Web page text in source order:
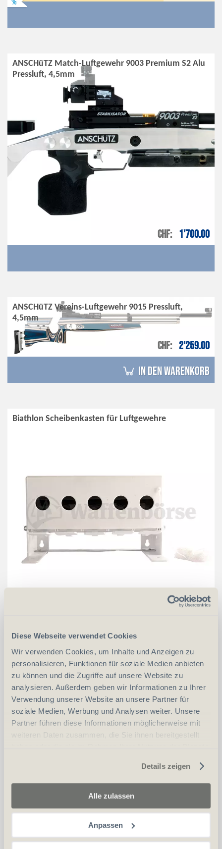
Diese Webseite verwendet Cookies
Wir verwenden Cookies, um Inhalte und Anzeigen zu
personalisieren, Funktionen für soziale Medien anbieten
zu können und die Zugriffe auf unsere Website zu
analysieren. Außerdem geben wir Informationen zu Ihrer
Verwendung unserer Website an unsere Partner für
soziale Medien, Werbung und Analysen weiter. Unsere
Partner führen diese Informationen möglicherweise mit
weiteren Daten zusammen, die Sie ihnen bereitgestellt
Details zeigen
Alle zulassen
Anpassen
ANSCHüTZ Match-Luftgewehr 9003 Premium S2 Alu
Pressluft, 4,5mm
CHF 1'700.00
ANSCHüTZ Vereins-Luftgewehr 9015 Pressluft,
4,5mm
CHF 2'259.00
in den Warenkorb
Biathlon Scheibenkasten für Luftgewehre
CHF 69.00
COMETA Drehzielscheiben